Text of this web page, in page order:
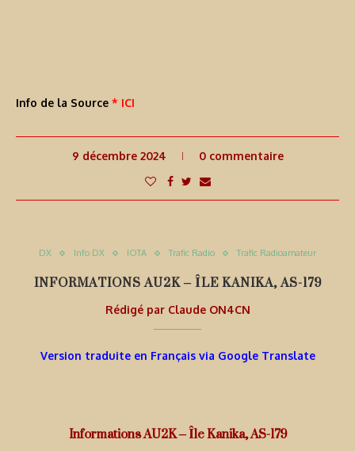
Info de la Source * ICI
9 décembre 2024 0 commentaire
DX Info DX IOTA Trafic Radio Trafic Radioamateur
INFORMATIONS AU2K – ÎLE KANIKA, AS-179
Rédigé par Claude ON4CN
Version traduite en Français via Google Translate
Informations AU2K – Île Kanika, AS-179